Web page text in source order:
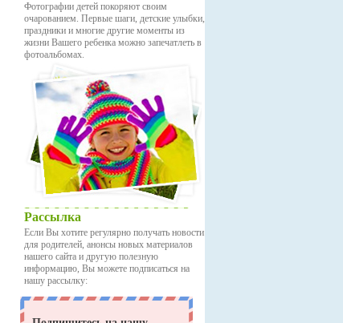
Фотографии детей покоряют своим
очарованием. Первые шаги, детские улыбки,
праздники и многие другие моменты из
жизни Вашего ребенка можно запечатлеть в
фотоальбомах.
Рассылка
Если Вы хотите регулярно получать новости
для родителей, анонсы новых материалов
нашего сайта и другую полезную
информацию, Вы можете подписаться на
нашу рассылку: